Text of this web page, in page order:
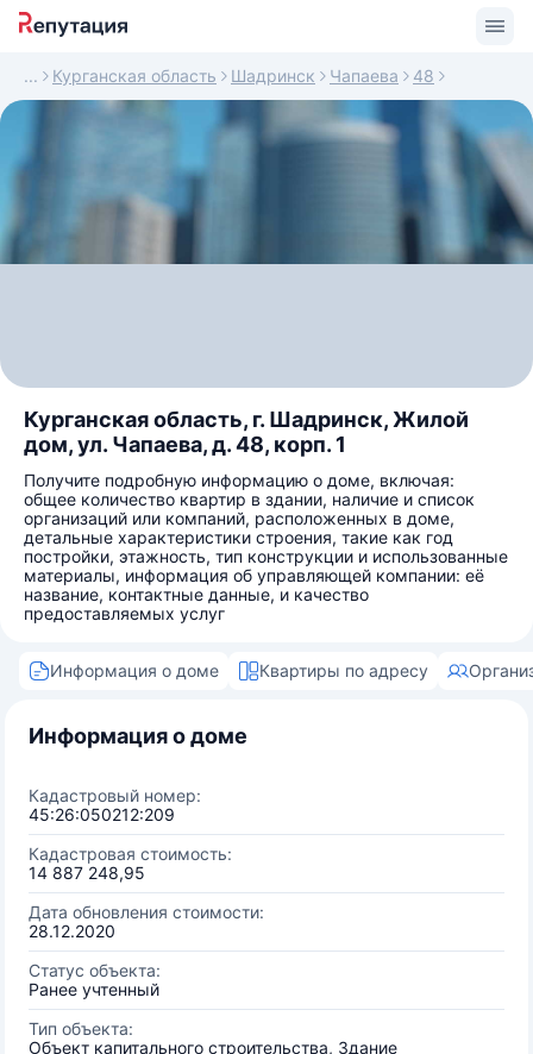
Курганская область Шадринск Чапаева 48
Курганская область, г. Шадринск, Жилой
дом, ул. Чапаева, д. 48, корп. 1
Получите подробную информацию о доме, включая:
общее количество квартир в здании, наличие и список
организаций или компаний, расположенных в доме,
детальные характеристики строения, такие как год
постройки, этажность, тип конструкции и использованные
материалы, информация об управляющей компании: её
название, контактные данные, и качество
предоставляемых услуг
Информация о доме Квартиры по адресу
Информация о доме
Кадастровый номер:
45:26:050212:209
Кадастровая стоимость:
14 887 248,95
Дата обновления стоимости:
28.12.2020
Статус объекта:
Ранее учтенный
Тип объекта:
Объект капитального строительства, Здание